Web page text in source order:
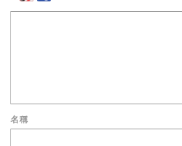
名稱